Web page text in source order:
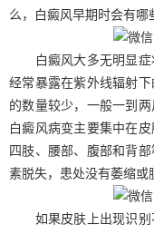
么，白癜风早期时会有哪
白癜风大多无明显症
经常暴露在紫外线辐射
的数量较少，一般一到
白癜风病变主要集中在
四肢、腰部、腹部和背
素脱失，患处没有萎缩或
如果皮肤上出现识别